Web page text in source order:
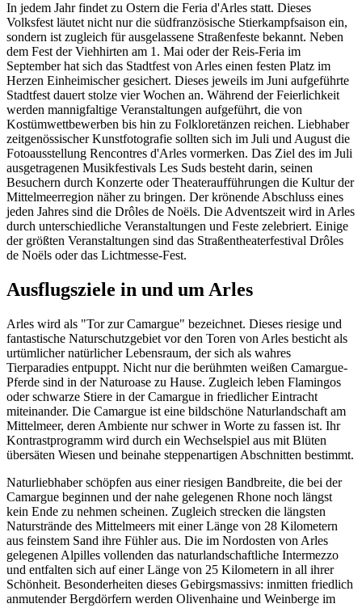
In jedem Jahr findet zu Ostern die Feria d'Arles statt. Dieses
Volksfest läutet nicht nur die südfranzösische Stierkampfsaison ein,
sondern ist zugleich für ausgelassene Straßenfeste bekannt. Neben
dem Fest der Viehhirten am 1. Mai oder der Reis-Feria im
September hat sich das Stadtfest von Arles einen festen Platz im
Herzen Einheimischer gesichert. Dieses jeweils im Juni aufgeführte
Stadtfest dauert stolze vier Wochen an. Während der Feierlichkeit
werden mannigfaltige Veranstaltungen aufgeführt, die von
Kostümwettbewerben bis hin zu Folkloretänzen reichen. Liebhaber
zeitgenössischer Kunstfotografie sollten sich im Juli und August die
Fotoausstellung Rencontres d'Arles vormerken. Das Ziel des im Juli
ausgetragenen Musikfestivals Les Suds besteht darin, seinen
Besuchern durch Konzerte oder Theateraufführungen die Kultur der
Mittelmeerregion näher zu bringen. Der krönende Abschluss eines
jeden Jahres sind die Drôles de Noëls. Die Adventszeit wird in Arles
durch unterschiedliche Veranstaltungen und Feste zelebriert. Einige
der größten Veranstaltungen sind das Straßentheaterfestival Drôles
de Noëls oder das Lichtmesse-Fest.
Ausflugsziele in und um Arles
Arles wird als "Tor zur Camargue" bezeichnet. Dieses riesige und
fantastische Naturschutzgebiet vor den Toren von Arles besticht als
urtümlicher natürlicher Lebensraum, der sich als wahres
Tierparadies entpuppt. Nicht nur die berühmten weißen Camargue-
Pferde sind in der Naturoase zu Hause. Zugleich leben Flamingos
oder schwarze Stiere in der Camargue in friedlicher Eintracht
miteinander. Die Camargue ist eine bildschöne Naturlandschaft am
Mittelmeer, deren Ambiente nur schwer in Worte zu fassen ist. Ihr
Kontrastprogramm wird durch ein Wechselspiel aus mit Blüten
übersäten Wiesen und beinahe steppenartigen Abschnitten bestimmt.
Naturliebhaber schöpfen aus einer riesigen Bandbreite, die bei der
Camargue beginnen und der nahe gelegenen Rhone noch längst
kein Ende zu nehmen scheinen. Zugleich strecken die längsten
Naturstrände des Mittelmeers mit einer Länge von 28 Kilometern
aus feinstem Sand ihre Fühler aus. Die im Nordosten von Arles
gelegenen Alpilles vollenden das naturlandschaftliche Intermezzo
und entfalten sich auf einer Länge von 25 Kilometern in all ihrer
Schönheit. Besonderheiten dieses Gebirgsmassivs: inmitten friedlich
anmutender Bergdörfern werden Olivenhaine und Weinberge im